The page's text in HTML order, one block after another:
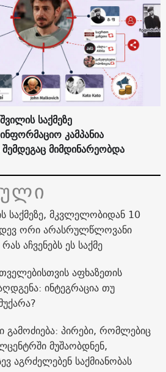
საქმეზე
კამპანია
მიმდინარეობდა
საქმეზე, მკვლელობიდან 10
ორი არასრულწლოვანი
აჩვენებს ეს საქმე
აფხაზეთის
ინტეგრაცია თუ
გამოძიება: პირები, რომლებიც
მუშაობდნენ,
აგრძელებენ საქმიანობას